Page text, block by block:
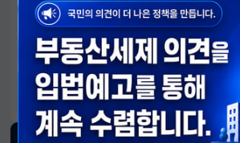
알림판
국민이 만든 대전환의 길-회복과 도약, 모두의 1